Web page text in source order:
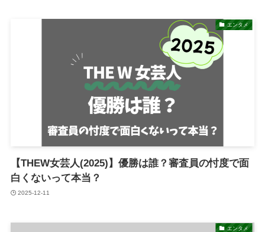
エンタメ
【THEW女芸人(2025)】優勝は誰？審査員の忖度で面
白くないって本当？
2025-12-11
エンタメ